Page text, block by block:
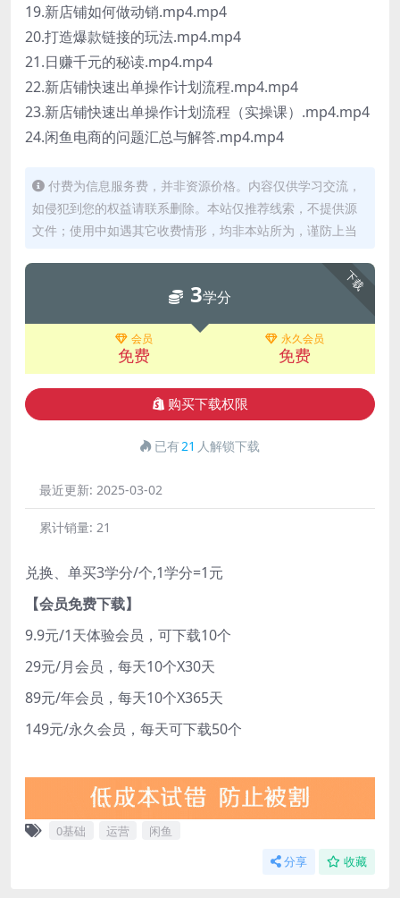
19.新店铺如何做动销.mp4.mp4
20.打造爆款链接的玩法.mp4.mp4
21.日赚千元的秘读.mp4.mp4
22.新店铺快速出单操作计划流程.mp4.mp4
23.新店铺快速出单操作计划流程（实操课）.mp4.mp4
24.闲鱼电商的问题汇总与解答.mp4.mp4
付费为信息服务费，并非资源价格。内容仅供学习交流，
如侵犯到您的权益请联系删除。本站仅推荐线索，不提供源
文件；使用中如遇其它收费情形，均非本站所为，谨防上当
下载
3学分
会员
免费
永久会员
免费
购买下载权限
已有21 人解锁下载
最近更新: 2025-03-02
累计销量: 21
兑换、单买3学分/个,1学分=1元
【会员免费下载】
9.9元/1天体验会员，可下载10个
29元/月会员，每天10个X30天
89元/年会员，每天10个X365天
149元/永久会员，每天可下载50个
0基础 运营 闲鱼
分享 收藏